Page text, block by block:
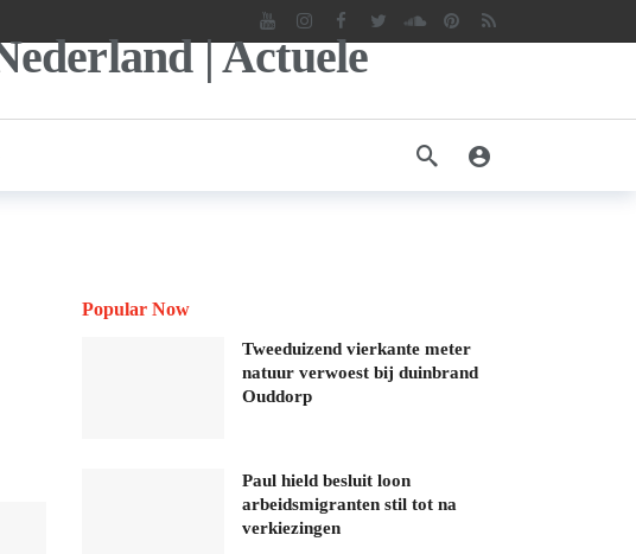
Popular Now
Tweeduizend vierkante meter
natuur verwoest bij duinbrand
Ouddorp
Paul hield besluit loon
arbeidsmigranten stil tot na
verkiezingen